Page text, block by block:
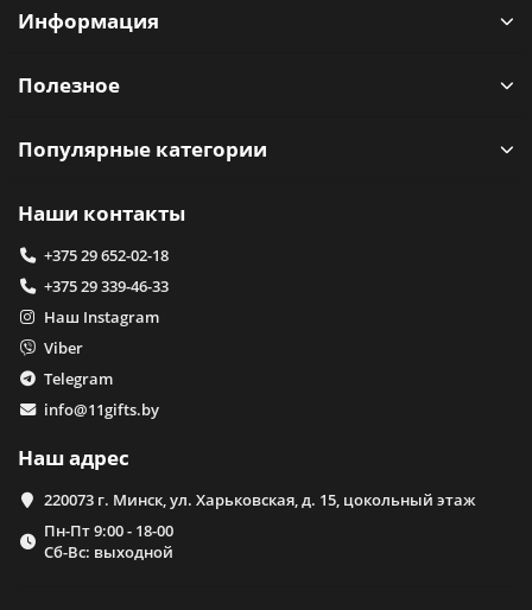
Информация
Полезное
Популярные категории
Наши контакты
+375 29 652-02-18
+375 29 339-46-33
Наш Instagram
Viber
Telegram
info@11gifts.by
Наш адрес
220073 г. Минск, ул. Харьковская, д. 15, цокольный этаж
Пн-Пт 9:00 - 18-00
Сб-Вс: выходной